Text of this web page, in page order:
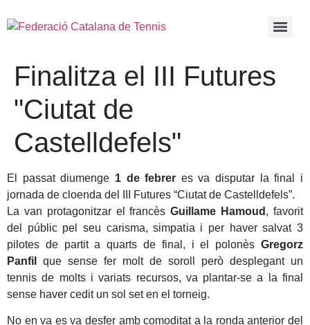
Finalitza el III Futures
"Ciutat de
Castelldefels"
El passat diumenge 1 de febrer es va disputar la final i
jornada de cloenda del III Futures “Ciutat de Castelldefels”.
La van protagonitzar el francèsGuillame Hamoud , favorit
del públic pel seu carisma, simpatia i per haver salvat 3
pilotes de partit a quarts de final, i el polonès Gregorz
Panfil
que sense fer molt de soroll però desplegant un
tennis de molts i variats recursos, va plantar-se a la final
sense haver cedit un sol set en el torneig.
No en va es va desfer amb comoditat a la ronda anterior del